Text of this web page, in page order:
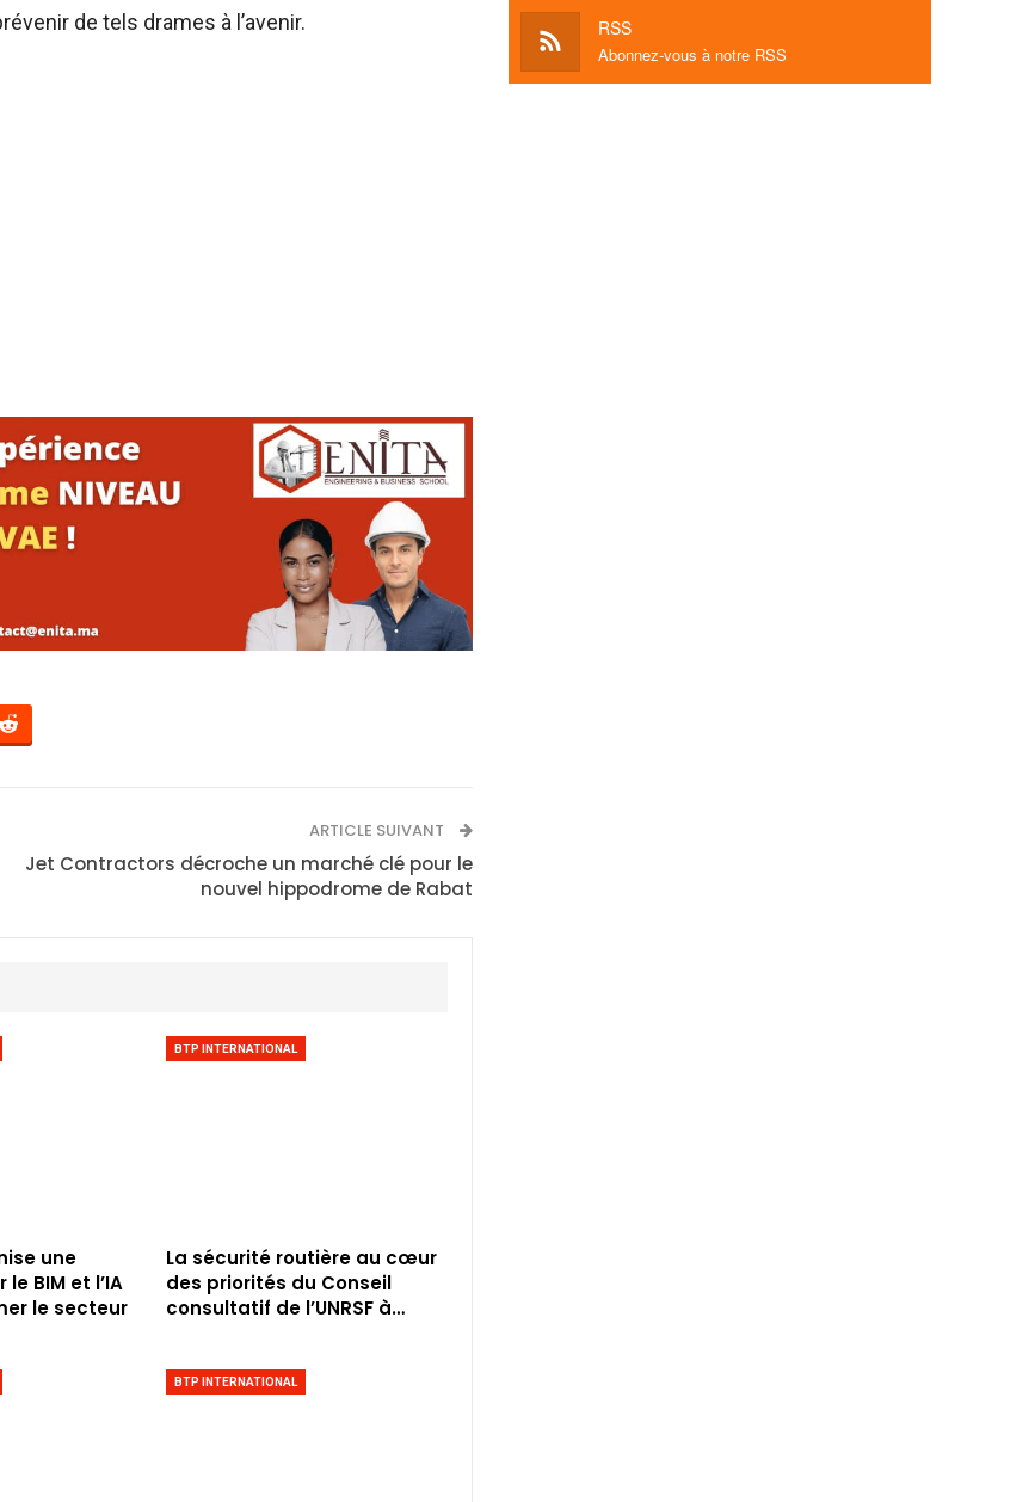
de tels drames à l’avenir.
ARTICLE SUIVANT
Jet Contractors décroche un marché clé pour le
nouvel hippodrome de Rabat
une
BIM et l’IA
le secteur
BTP INTERNATIONAL
La sécurité routière au cœur
des priorités du Conseil
consultatif de l’UNRSF à…
BTP INTERNATIONAL
RSS
Abonnez-vous à notre RSS